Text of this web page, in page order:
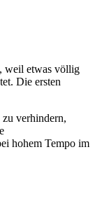
weil etwas völlig
Die ersten
verhindern,
hohem Tempo im